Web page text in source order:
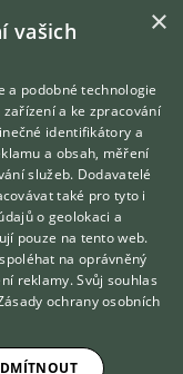
kamaráda?
poradí
ONLINE
S
VETERINÁŘEM
×
vašich
a podobné technologie
a ke zpracování
identifikátory a
a obsah, měření
služeb. Dodavatelé
také pro tyto i
o geolokaci a
pouze na tento web.
na oprávněný
reklamy. Svůj souhlas
ochrany osobních